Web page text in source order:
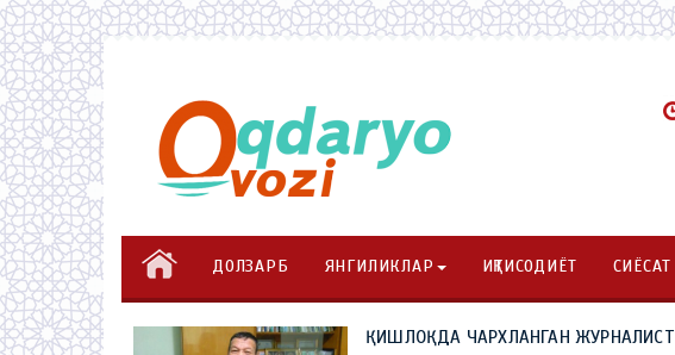
ДОЛЗАРБ ЯНГИЛИКЛАР ИҚТИСОДИЁТ СИЁСАТ
ҚИШЛОҚДА ЧАРХЛАНГАН ЖУРНАЛИСТ